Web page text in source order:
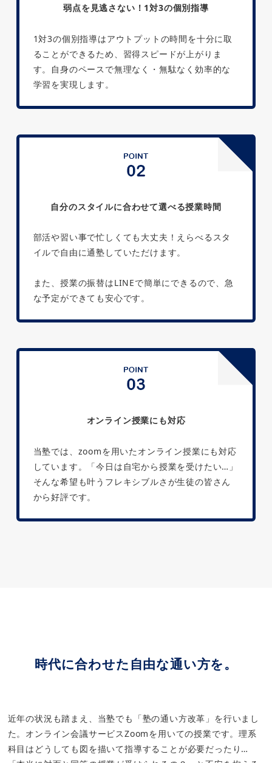
弱点を見逃さない！1対3の個別指導
1対3の個別指導はアウトプットの時間を十分に取
ることができるため、習得スピードが上がりま
す。自身のペースで無理なく・無駄なく効率的な
学習を実現します。
自分のスタイルに合わせて選べる授業時間
部活や習い事で忙しくても大丈夫！えらべるスタ
イルで自由に通塾していただけます。
また、授業の振替はLINEで簡単にできるので、急
な予定ができても安心です。
オンライン授業にも対応
当塾では、zoomを用いたオンライン授業にも対応
しています。「今日は自宅から授業を受けたい…」
そんな希望も叶うフレキシブルさが生徒の皆さん
から好評です。
時代に合わせた自由な通い方を。
近年の状況も踏まえ、当塾でも「塾の通い方改革」を行いまし
た。オンライン会議サービスZoomを用いての授業です。理系
科目はどうしても図を描いて指導することが必要だったり…